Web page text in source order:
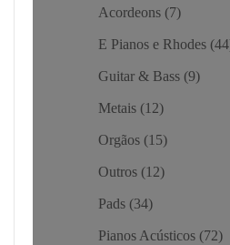
Acordeons 7
E Pianos e Rhodes 44
Guitar & Bass 9
Metais 12
Orgãos 15
Outros 12
Pads 34
Pianos Acústicos 72